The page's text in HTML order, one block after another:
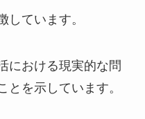
しています。
における現実的な問
とを示しています。